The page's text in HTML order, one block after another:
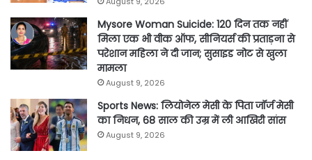
Mysore Woman Suicide: 120 दिन तक नहीं
मिला एक भी वीक ऑफ, सीनियर्स की प्रताड़ना से
परेशान महिला ने दी जान; सुसाइड नोट से खुला
मामला
August 9, 2026
Sports News: लियोनेल मेसी के पिता जॉर्ज मेसी
का निधन, 68 साल की उम्र में ली आखिरी सांस
August 9, 2026